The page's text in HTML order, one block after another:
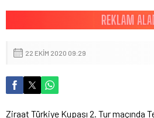
22 EKIM 2020 09:29
Ziraat Türkiye Kupası 2. Tur maçında